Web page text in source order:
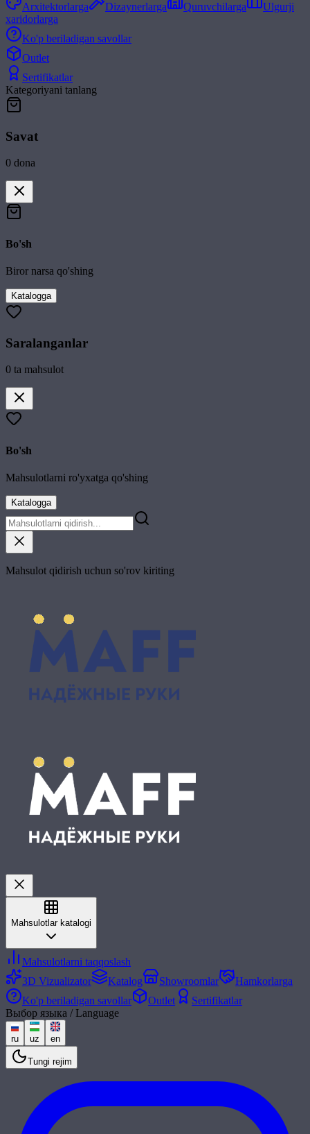
Arxitektorlarga
Dizaynerlarga Quruvchilarga
Ulgurji
xaridorlarga
Ko'p beriladigan savollar
Outlet
Sertifikatlar
Kategoriyani tanlang
Savat
0 dona
Bo'sh
Biror narsa qo'shing
Katalogga
Saralanganlar
0 ta mahsulot
Bo'sh
Mahsulotlarni ro'yxatga qo'shing
Katalogga
Mahsulot qidirish uchun so'rov kiriting
Mahsulotlar katalogi
Mahsulotlarni taqqoslash
3D Vizualizator
Katalog Showroomlar
Hamkorlarga
Ko'p beriladigan savollar
Outlet
Sertifikatlar
Выбор языка / Language
ru uz en
Tungi rejim